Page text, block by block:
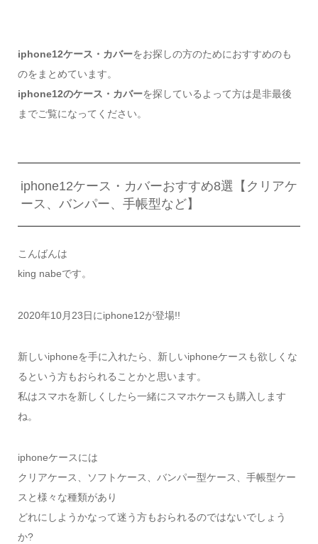
iphone12ケース・カバーをお探しの方のためにおすすめのも
のをまとめています。
iphone12のケース・カバーを探しているよって方は是非最後
までご覧になってください。
iphone12ケース・カバーおすすめ8選【クリアケ
ース、バンパー、手帳型など】
こんばんは
king nabeです。
2020年10月23日にiphone12が登場!!
新しいiphoneを手に入れたら、新しいiphoneケースも欲しくな
るという方もおられることかと思います。
私はスマホを新しくしたら一緒にスマホケースも購入します
ね。
iphoneケースには
クリアケース、ソフトケース、バンパー型ケース、手帳型ケー
スと様々な種類があり
どれにしようかなって迷う方もおられるのではないでしょう
か?